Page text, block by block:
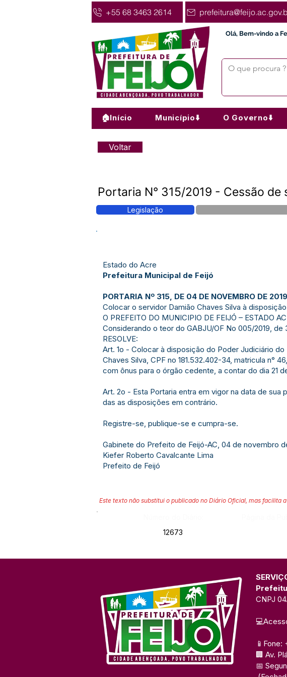
+55 68 3463 2614
Olá, Bem-vindo a
🏠Início Município⬇️ O Governo⬇️
Voltar
Portaria N° 315/2019 - Cessão
Legislação
Estado do Acre
Prefeitura Municipal de Feijó
PORTARIA Nº 315, DE 04 DE NOVEMBRO DE
Colocar o servidor Damião Chaves Silva à
O PREFEITO DO MUNICIPIO DE FEIJÓ – ESTADO
Considerando o teor do GABJU/OF No 005/2019, de
RESOLVE:
Art. 1o - Colocar à disposição do Poder Judiciário
Chaves Silva, CPF no 181.532.402-34, matricula
com ônus para o órgão cedente, a contar do dia 21
Art. 2o - Esta Portaria entra em vigor na data de sua
das as disposições em contrário.
Registre-se, publique-se e cumpra-se.
Gabinete do Prefeito de Feijó-AC, 04 de novembro
Kiefer Roberto Cavalcante Lima
Prefeito de Feijó
Este texto não substitui o publicado no Diário Oficial, mas facilita
12673
CNPJ
🏢 Av.
📅